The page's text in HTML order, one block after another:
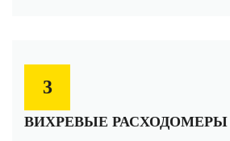
3
ВИХРЕВЫЕ РАСХОДОМЕРЫ